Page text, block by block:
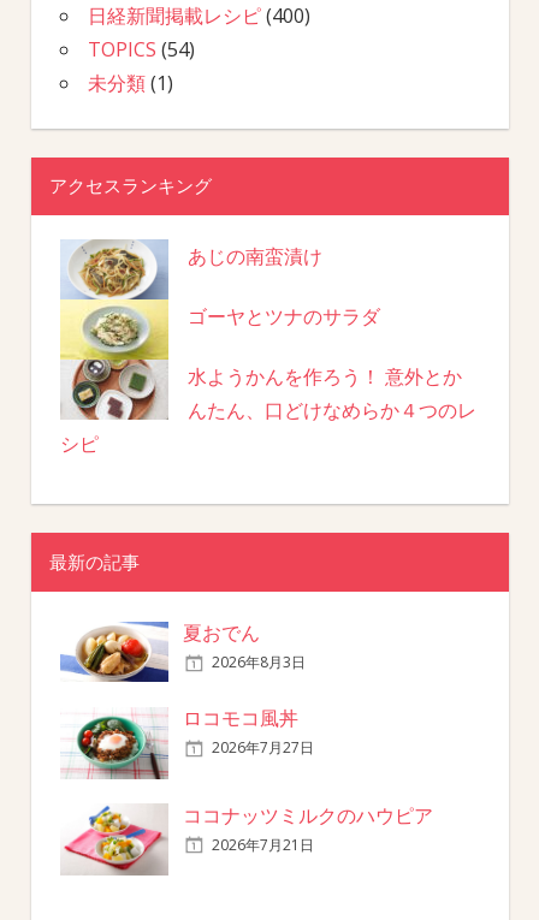
日経新聞掲載レシピ(400)
TOPICS (54)
未分類(1)
アクセスランキング
あじの南蛮漬け
ゴーヤとツナのサラダ
水ようかんを作ろう！ 意外とか
んたん、口どけなめらか４つのレ
シピ
最新の記事
夏おでん
2026年8月3日
ロコモコ風丼
2026年7月27日
ココナッツミルクのハウピア
2026年7月21日